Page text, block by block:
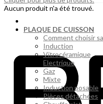
Aucun produit n'a été trouvé.
PLAQUE DE CUISSON
Comment choisir
Induction
Vitrocéramique
Electrique
Gaz
Mixte
Induction posable
Pièces détachées